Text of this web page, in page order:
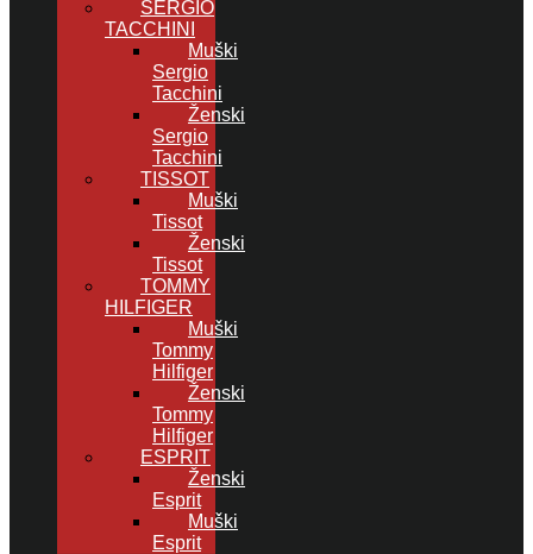
SERGIO
TACCHINI
Muški
Sergio
Tacchini
Ženski
Sergio
Tacchini
TISSOT
Muški
Tissot
Ženski
Tissot
TOMMY
HILFIGER
Muški
Tommy
Hilfiger
Ženski
Tommy
Hilfiger
ESPRIT
Ženski
Esprit
Muški
Esprit